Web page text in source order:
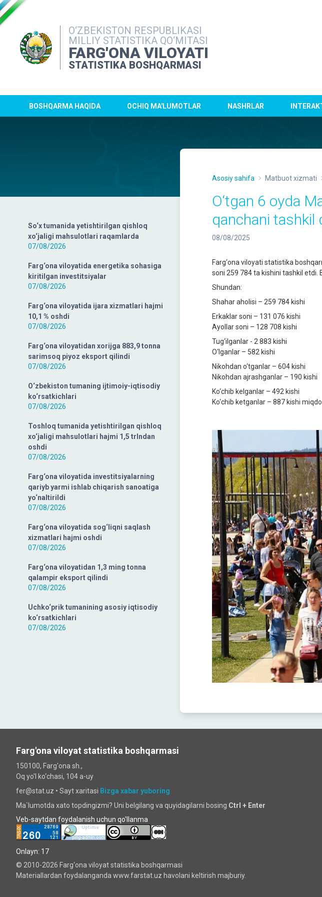
O‘ZBEKISTON RESPUBLIKASI
MILLIY STATISTIKA QO‘MITASI
FARG'ONA VILOYATI
STATISTIKA BOSHQARMASI
BOSHQARMA HAQIDA OCHIQ MA'LUMOTLAR NASHRLAR
So‘x tumanida yetishtirilgan qishloq
xo‘jaligi mahsulotlari raqamlarda
07/08/2026
Farg‘ona viloyatida energetika sohasiga
kiritilgan investitsiyalar
07/08/2026
Farg‘ona viloyatida ijara xizmatlari hajmi
10,1 % oshdi
07/08/2026
Farg‘ona viloyatidan xorijga 883,9 tonna
sarimsoq piyoz eksport qilindi
07/08/2026
O‘zbekiston tumaning ijtimoiy-iqtisodiy
ko‘rsatkichlari
07/08/2026
Toshloq tumanida yetishtirilgan qishloq
xo‘jaligi mahsulotlari hajmi 1,5 trlndan
oshdi
07/08/2026
Farg‘ona viloyatida investitsiyalarning
qariyb yarmi ishlab chiqarish sanoatiga
yo‘naltirildi
07/08/2026
Farg‘ona viloyatida sog‘liqni saqlash
xizmatlari hajmi oshdi
07/08/2026
Farg‘ona viloyatidan 1,3 ming tonna
qalampir eksport qilindi
07/08/2026
Uchko‘prik tumanining asosiy iqtisodiy
ko‘rsatkichlari
07/08/2026
Asosiy sahifa Matbuot xizmati
O‘tgan 6 oyda
qanchani tashkil
08/08/2025
Farg‘ona viloyati statistika
soni 259 784 ta kishini tashkil etdi.
Shundan:
Shahar aholisi – 259 784 kishi
Erkaklar soni – 131 076 kishi
Ayollar soni – 128 708 kishi
Tug‘ilganlar - 2 883 kishi
O‘lganlar – 582 kishi
Nikohdan o‘tganlar – 604 kishi
Nikohdan ajrashganlar – 190 kishi
Ko‘chib kelganlar – 492 kishi
Ko‘chib ketganlar – 887 kishi
Farg'ona viloyat statistika boshqarmasi
150100, Farg'ona sh.,
Oq yo'l ko‘chаsi, 104 a-uy
fer@stat.uz • Sayt xaritasi Bizga xabar yuboring
Ma`lumotda xato topdingizmi? Uni belgilang va quyidagilarni bosing Ctrl + Enter
Veb-saytdan foydalanish uchun qo'llanma
Onlayn: 17
© 2010-2026 Farg‘ona viloyat statistika boshqarmasi
Materiallardan foydalanganda www.farstat.uz havolani keltirish majburiy.